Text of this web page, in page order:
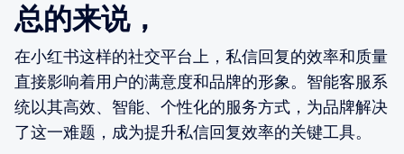
总的来说，
在小红书这样的社交平台上，私信回复的效率和质量
直接影响着用户的满意度和品牌的形象。智能客服系
统以其高效、智能、个性化的服务方式，为品牌解决
了这一难题，成为提升私信回复效率的关键工具。